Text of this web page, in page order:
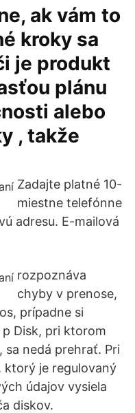
ak vám to
kroky sa
je produkt
plánu
alebo
, takže
Zadajte platné 10-
miestne telefónne
adresu. E-mailová
rozpoznáva
chyby v prenose,
prípadne si
Disk, pri ktorom
sa nedá prehrať. Pri
ktorý je regulovaný
údajov vysiela
diskov.